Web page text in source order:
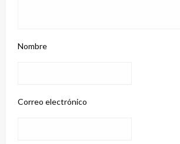
Nombre
Correo electrónico